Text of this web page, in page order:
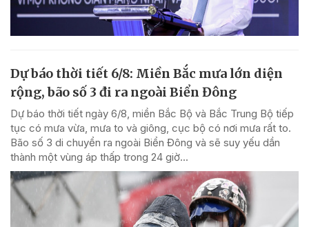
Dự báo thời tiết 6/8: Miền Bắc mưa lớn diện
rộng, bão số 3 đi ra ngoài Biển Đông
Dự báo thời tiết ngày 6/8, miền Bắc Bộ và Bắc Trung Bộ tiếp
tục có mưa vừa, mưa to và giông, cục bộ có nơi mưa rất to.
Bão số 3 di chuyển ra ngoài Biển Đông và sẽ suy yếu dần
thành một vùng áp thấp trong 24 giờ...